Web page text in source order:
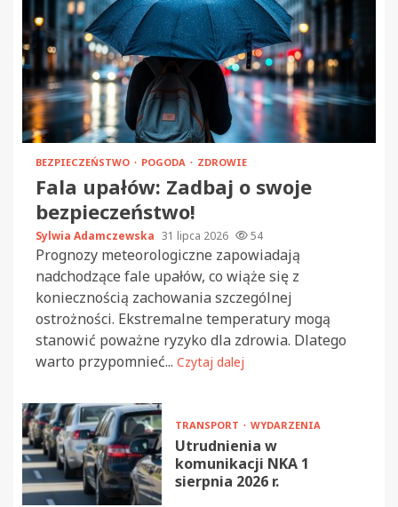
BEZPIECZEŃSTWO POGODA ZDROWIE
Fala upałów: Zadbaj o swoje
bezpieczeństwo!
Sylwia Adamczewska 31 lipca 2026 54
Prognozy meteorologiczne zapowiadają
nadchodzące fale upałów, co wiąże się z
koniecznością zachowania szczególnej
ostrożności. Ekstremalne temperatury mogą
stanowić poważne ryzyko dla zdrowia. Dlatego
warto przypomnieć... Czytaj dalej
TRANSPORT WYDARZENIA
Utrudnienia w
komunikacji NKA 1
sierpnia 2026 r.